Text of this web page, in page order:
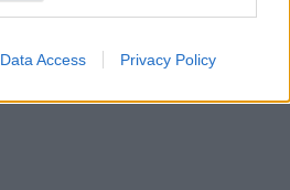
Data Access Privacy Policy